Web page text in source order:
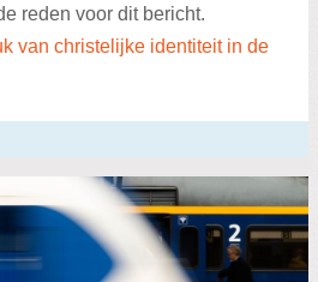
reden voor dit bericht.
van christelijke identiteit in de